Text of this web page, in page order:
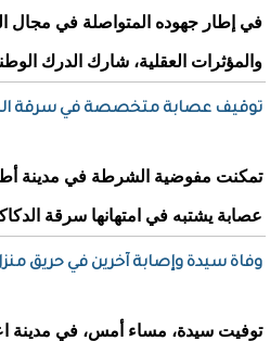
في إطار جهوده المتواصلة في مجال
والمؤثرات العقلية، شارك الدرك
توقيف عصابة متخصصة في سرقة
تمكنت مفوضية الشرطة في مدينة
عصابة يشتبه في امتهانها سرقة
وفاة سيدة وإصابة آخرين في حريق
توفيت سيدة، مساء أمس، في مدينة